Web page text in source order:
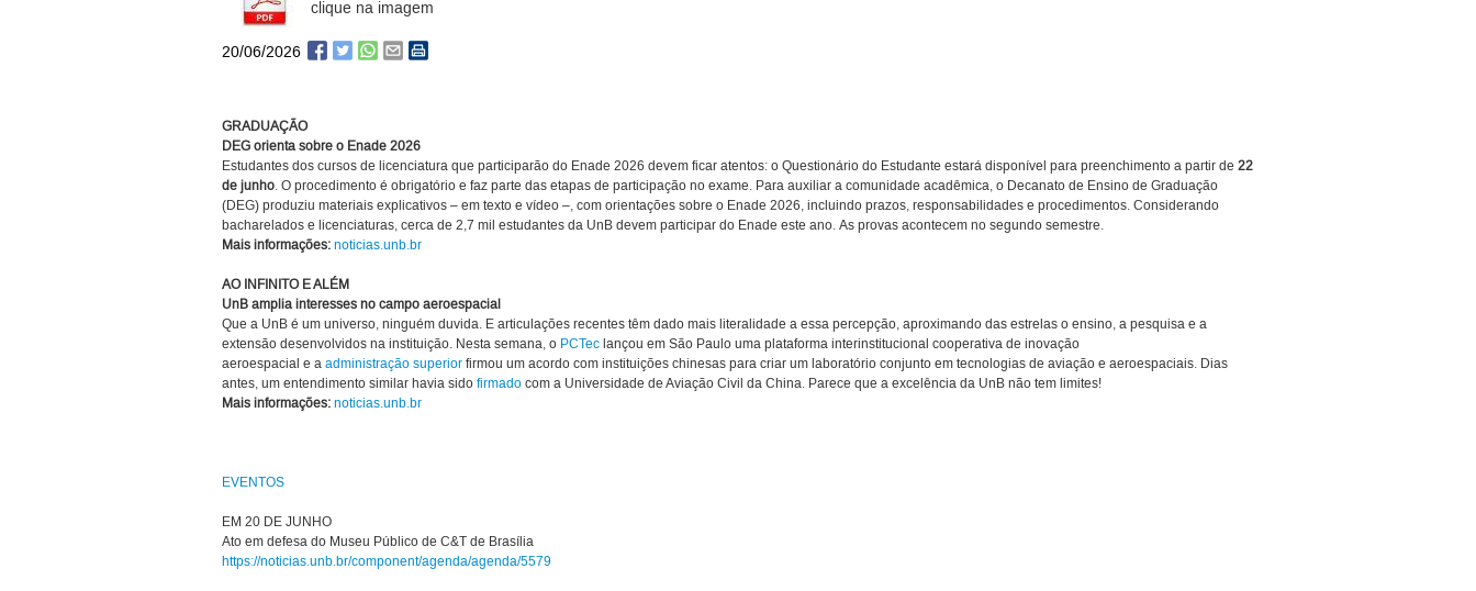
clique na imagem
20/06/2026
GRADUAÇÃO
DEG orienta sobre o Enade 2026
Estudantes dos cursos de licenciatura que participarão do Enade 2026 devem ficar atentos: o Questionário do Estudante estará disponível para preenchimento a partir de 22
de junho. O procedimento é obrigatório e faz parte das etapas de participação no exame. Para auxiliar a comunidade acadêmica, o Decanato de Ensino de Graduação
(DEG) produziu materiais explicativos – em texto e vídeo –, com orientações sobre o Enade 2026, incluindo prazos, responsabilidades e procedimentos. Considerando
bacharelados e licenciaturas, cerca de 2,7 mil estudantes da UnB devem participar do Enade este ano. As provas acontecem no segundo semestre.
Mais informações: noticias.unb.br
AO INFINITO E ALÉM
UnB amplia interesses no campo aeroespacial
Que a UnB é um universo, ninguém duvida. E articulações recentes têm dado mais literalidade a essa percepção, aproximando das estrelas o ensino, a pesquisa e a
extensão desenvolvidos na instituição. Nesta semana, o PCTec lançou em São Paulo uma plataforma interinstitucional cooperativa de inovação
aeroespacial e a administração superior firmou um acordo com instituições chinesas para criar um laboratório conjunto em tecnologias de aviação e aeroespaciais. Dias
antes, um entendimento similar havia sido firmado com a Universidade de Aviação Civil da China. Parece que a excelência da UnB não tem limites!
Mais informações: noticias.unb.br
EVENTOS
EM 20 DE JUNHO
Ato em defesa do Museu Público de C&T de Brasília
https://noticias.unb.br/component/agenda/agenda/5579